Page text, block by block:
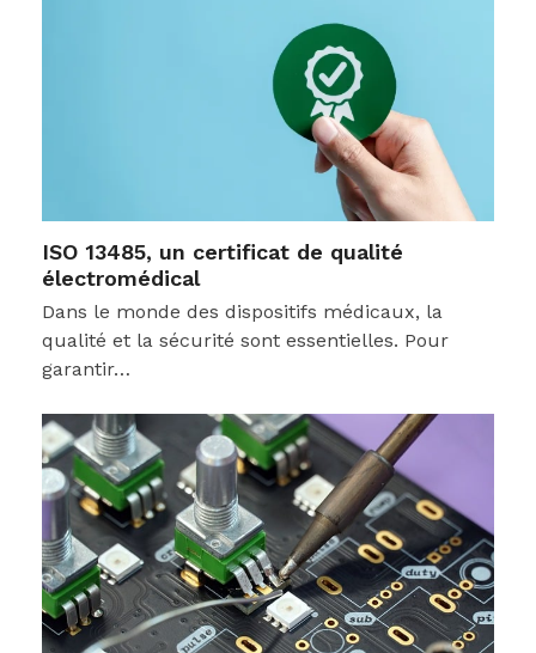
ISO 13485, un certificat de qualité
électromédical
Dans le monde des dispositifs médicaux, la
qualité et la sécurité sont essentielles. Pour
garantir…